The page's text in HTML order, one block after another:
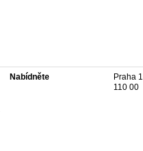
Nabídněte
Praha 1
110 00